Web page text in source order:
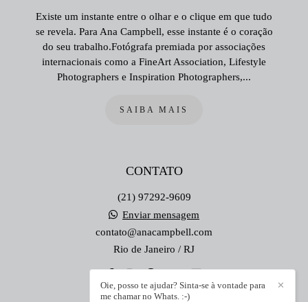
Existe um instante entre o olhar e o clique em que tudo
se revela. Para Ana Campbell, esse instante é o coração
do seu trabalho.Fotógrafa premiada por associações
internacionais como a FineArt Association, Lifestyle
Photographers e Inspiration Photographers,...
SAIBA MAIS
CONTATO
(21) 97292-9609
Enviar mensagem
contato@anacampbell.com
Rio de Janeiro / RJ
✕
Oie, posso te ajudar? Sinta-se à vontade para
me chamar no Whats. :-)